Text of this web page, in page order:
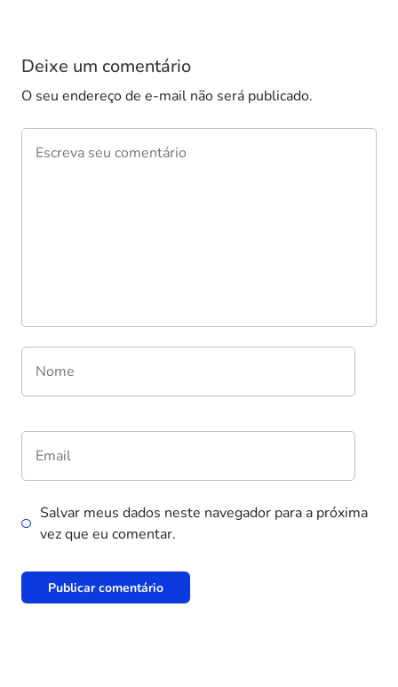
Deixe um comentário
O seu endereço de e-mail não será publicado.
Salvar meus dados neste navegador para a próxima
vez que eu comentar.